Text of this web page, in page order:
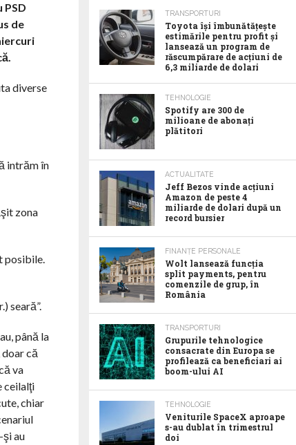
de
diverse
intrăm în
zona
posibile.
seară”.
până la
că
va
ceilalţi
chiar
şi au
TRANSPORTURI
Toyota îşi îmbunătăţeşte
estimările pentru profit şi
lansează un program de
răscumpărare de acţiuni de
6,3 miliarde de dolari
TEHNOLOGIE
Spotify are 300 de
milioane de abonaţi
plătitori
ACTUALITATE
Jeff Bezos vinde acţiuni
Amazon de peste 4
miliarde de dolari după un
record bursier
FINANȚE PERSONALE
Wolt lansează funcția
split payments, pentru
comenzile de grup, în
România
TRANSPORTURI
Grupurile tehnologice
consacrate din Europa se
profilează ca beneficiari ai
boom-ului AI
TEHNOLOGIE
Veniturile SpaceX aproape
s-au dublat în trimestrul
doi